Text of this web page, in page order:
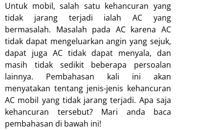
Untuk mobil, salah satu kehancuran yang
tidak jarang terjadi ialah AC yang
bermasalah. Masalah pada AC karena AC
tidak dapat mengeluarkan angin yang sejuk,
dapat juga AC tidak dapat menyala, dan
masih tidak sedikit beberapa persoalan
lainnya. Pembahasan kali ini akan
menyatakan tentang jenis-jenis kehancuran
AC mobil yang tidak jarang terjadi. Apa saja
kehancuran tersebut? Mari anda baca
pembahasan di bawah ini!